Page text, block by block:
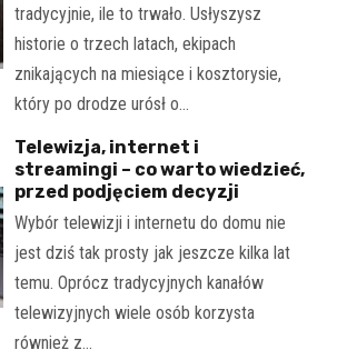
tradycyjnie, ile to trwało. Usłyszysz
historie o trzech latach, ekipach
znikających na miesiące i kosztorysie,
który po drodze urósł o…
Telewizja, internet i
streamingi – co warto wiedzieć,
przed podjęciem decyzji
Wybór telewizji i internetu do domu nie
jest dziś tak prosty jak jeszcze kilka lat
temu. Oprócz tradycyjnych kanałów
telewizyjnych wiele osób korzysta
również z…